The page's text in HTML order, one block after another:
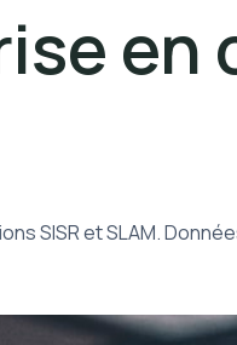
en
SISR et SLAM.